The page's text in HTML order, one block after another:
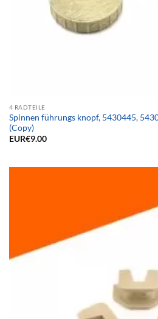
4 RADTEILE
Spinnen führungs knopf, 5430445,
(Copy)
EUR€9.00